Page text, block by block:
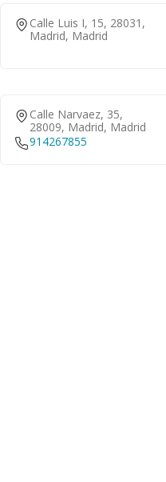
Calle Luis I, 15, 28031,
Madrid, Madrid
Calle Narvaez, 35,
28009, Madrid, Madrid
914267855